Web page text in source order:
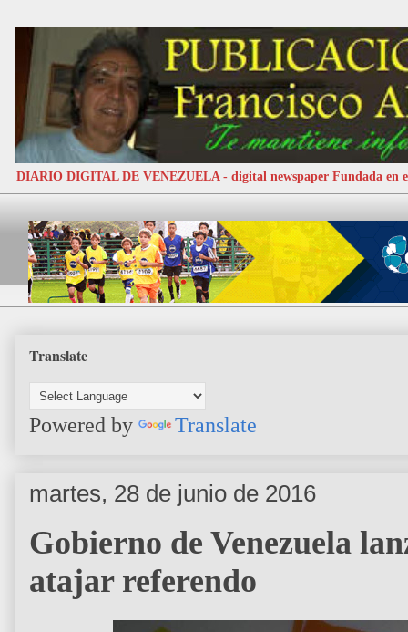
DIARIO DIGITAL DE VENEZUELA - digital newspaper Fundada en
Translate
Powered by Translate
martes, 28 de junio de 2016
Gobierno de Venezuela
atajar referendo